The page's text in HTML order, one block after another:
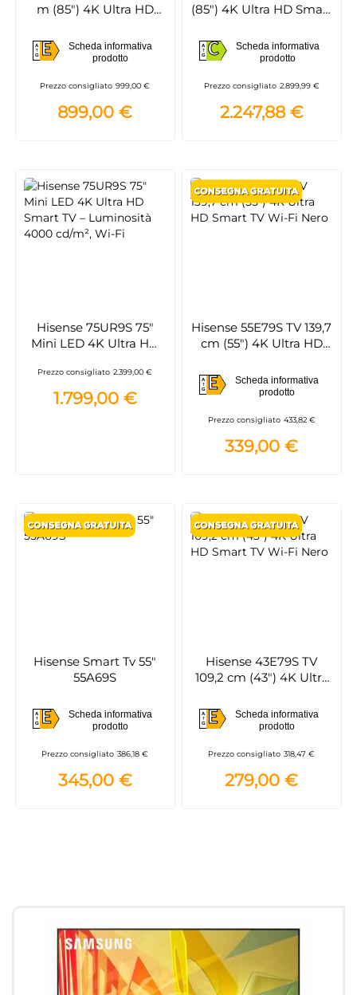
m (85") 4K Ultra HD
A
G E
Scheda informativa
prodotto
Prezzo consigliato 999,00 €
899,00 €
(85") 4K Ultra HD Smart
cd/m²
A
G C
Scheda informativa
prodotto
Prezzo consigliato 2.899,99 €
2.247,88 €
Hisense 75UR9S 75"
Mini LED 4K Ultra HD
4000 cd/m², Wi-Fi
Prezzo consigliato 2.399,00 €
1.799,00 €
Hisense 55E79S TV 139,7
cm (55") 4K Ultra HD
A
G E
Scheda informativa
prodotto
Prezzo consigliato 433,82 €
339,00 €
Hisense Smart Tv 55"
55A69S
A
G E
Scheda informativa
prodotto
Prezzo consigliato 386,18 €
345,00 €
Hisense 43E79S TV
109,2 cm (43") 4K Ultra
Nero
A
G E
Scheda informativa
prodotto
Prezzo consigliato 318,47 €
279,00 €